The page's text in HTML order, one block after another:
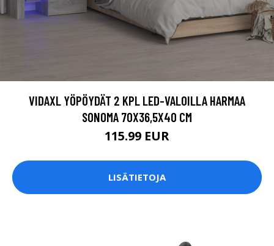
VIDAXL YÖPÖYDÄT 2 KPL LED-VALOILLA HARMAA
SONOMA 70X36,5X40 CM
115.99 EUR
LISÄTIETOJA